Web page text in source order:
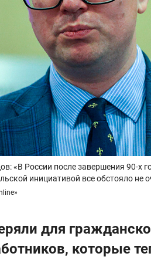
«В России после завершения 90-х
инициативой все обстояло не
для
которые